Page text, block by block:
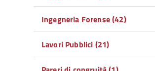
Ingegneria Forense (42)
Lavori Pubblici (21)